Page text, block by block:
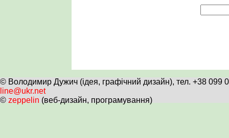
© Володимир Дужич (ідея, графічний дизайн), тел. +38 099
line@ukr.net
© zeppelin (веб-дизайн, програмування)